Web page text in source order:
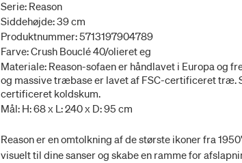
Serie: Reason
Siddehøjde: 39 cm
Produktnummer: 5713197904789
Farve: Crush Bouclé 40/olieret eg
Materiale: Reason-sofaen er håndlavet i Europa og
og massive træbase er lavet af FSC-certificeret træ.
certificeret koldskum.
Mål: H: 68 x L: 240 x D: 95 cm
Reason er en omtolkning af de største ikoner fra
visuelt til dine sanser og skabe en ramme for